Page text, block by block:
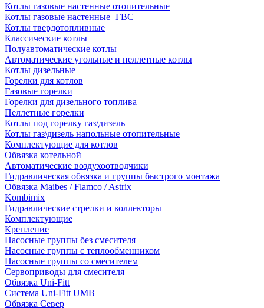
Котлы газовые настенные отопительные
Котлы газовые настенные+ГВС
Котлы твердотопливные
Классические котлы
Полуавтоматические котлы
Автоматические угольные и пеллетные котлы
Котлы дизельные
Горелки для котлов
Газовые горелки
Горелки для дизельного топлива
Пеллетные горелки
Котлы под горелку газ/дизель
Котлы газ\дизель напольные отопительные
Комплектующие для котлов
Обвязка котельной
Автоматические воздухоотводчики
Гидравлическая обвязка и группы быстрого монтажа
Обвязка Maibes / Flamco / Astrix
Kombimix
Гидравлические стрелки и коллекторы
Комплектующие
Крепление
Насосные группы без смесителя
Насосные группы с теплообменником
Насосные группы со смесителем
Сервоприводы для смесителя
Обвязка Uni-Fitt
Система Uni-Fitt UMB
Обвязка Север